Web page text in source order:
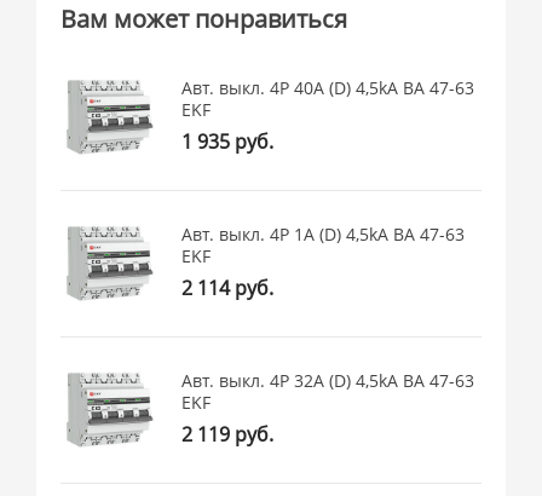
Вам может понравиться
Авт. выкл. 4P 40А (D) 4,5kA ВА 47-63
EKF
1 935 руб.
Авт. выкл. 4P 1А (D) 4,5kA ВА 47-63
EKF
2 114 руб.
Авт. выкл. 4P 32А (D) 4,5kA ВА 47-63
EKF
2 119 руб.